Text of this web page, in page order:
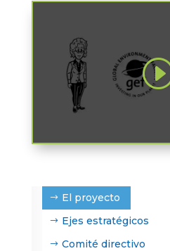
El proyecto
Ejes estratégicos
Comité directivo